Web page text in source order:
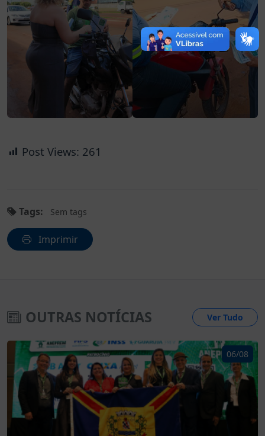
Post Views: 261
Tags: Sem tags
Imprimir
OUTRAS NOTÍCIAS Ver Tudo
06/08